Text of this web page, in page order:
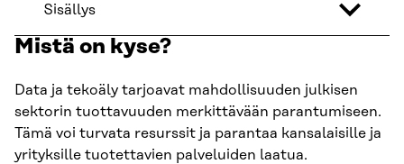
Sisällys
Mistä on kyse?
Data ja tekoäly tarjoavat mahdollisuuden julkisen
sektorin tuottavuuden merkittävään parantumiseen.
Tämä voi turvata resurssit ja parantaa kansalaisille ja
yrityksille tuotettavien palveluiden laatua.